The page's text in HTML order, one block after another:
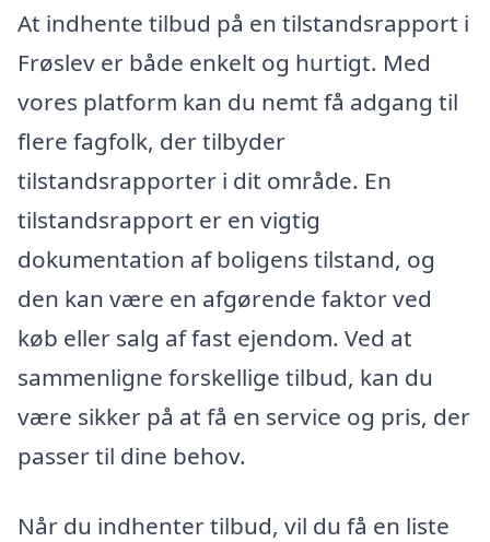
At indhente tilbud på en tilstandsrapport i
Frøslev er både enkelt og hurtigt. Med
vores platform kan du nemt få adgang til
flere fagfolk, der tilbyder
tilstandsrapporter i dit område. En
tilstandsrapport er en vigtig
dokumentation af boligens tilstand, og
den kan være en afgørende faktor ved
køb eller salg af fast ejendom. Ved at
sammenligne forskellige tilbud, kan du
være sikker på at få en service og pris, der
passer til dine behov.
Når du indhenter tilbud, vil du få en liste